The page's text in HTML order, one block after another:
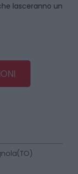
lasceranno un